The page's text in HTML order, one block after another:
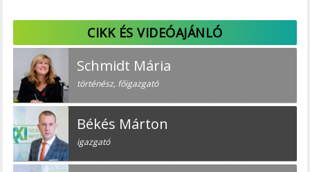
CIKK ÉS VIDEÓAJÁNLÓ
Schmidt Mária
történész, főigazgató
Békés Márton
igazgató